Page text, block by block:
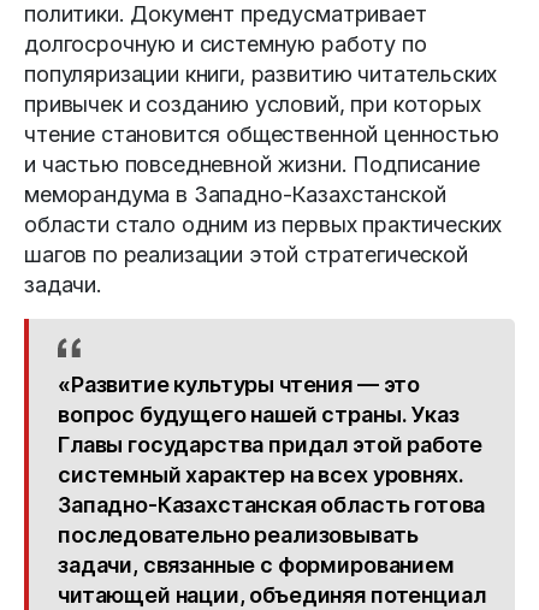
политики. Документ предусматривает
долгосрочную и системную работу по
популяризации книги, развитию читательских
привычек и созданию условий, при которых
чтение становится общественной ценностью
и частью повседневной жизни. Подписание
меморандума в Западно-Казахстанской
области стало одним из первых практических
шагов по реализации этой стратегической
задачи.
«Развитие культуры чтения — это
вопрос будущего нашей страны. Указ
Главы государства придал этой работе
системный характер на всех уровнях.
Западно-Казахстанская область готова
последовательно реализовывать
задачи, связанные с формированием
читающей нации, объединяя потенциал